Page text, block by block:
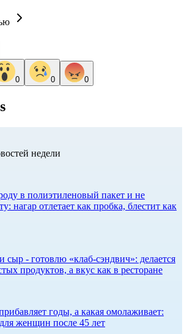
0 0 0
недели
в полиэтиленовый пакет и не
нагар отлетает как пробка, блестит как
сыр - готовлю «клаб-сэндвич»: делается
продуктов, а вкус как в ресторане
годы, а какая омолаживает:
женщин после 45 лет